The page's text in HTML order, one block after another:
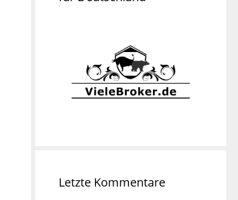
Letzte Kommentare